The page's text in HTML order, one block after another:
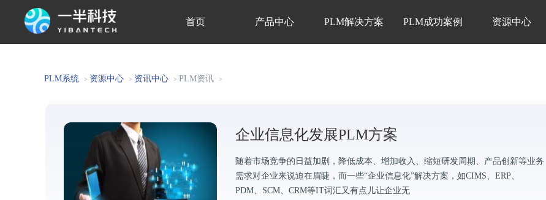
首页 产品中心 PLM解决方案 PLM成功案例 资源中心
PLM系统 > 资源中心 > 资讯中心 > PLM资讯 >
企业信息化发展PLM方案
随着市场竞争的日益加剧，降低成本、增加收入、缩短研发周期、产品创新等业务
需求对企业来说迫在眉睫，而一些“企业信息化”解决方案，如CIMS、ERP、
PDM、SCM、CRM等IT词汇又有点儿让企业无